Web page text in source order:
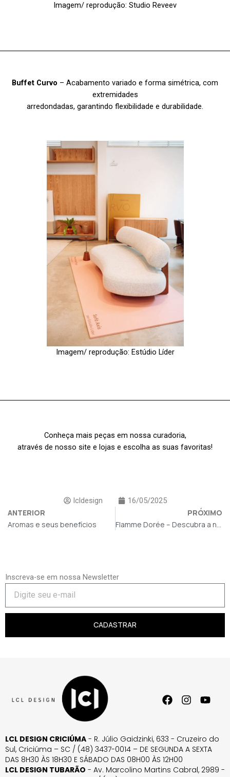
Imagem/ reprodução: Studio Reveev
Buffet Curvo – Acabamento variado e forma simétrica, com
extremidades
arredondadas, garantindo flexibilidade e durabilidade.
Imagem/ reprodução: Estúdio Líder
Conheça mais peças em nossa curadoria,
através de nosso site e lojas e escolha as suas favoritas!
lcldesign 16/05/2025
ANTERIOR
Aromas e seus benefícios
PRÓXIMO
Inscreva-se em nossa Newsletter
CADASTRAR
LCL DESIGN CRICIÚMA - R. Júlio Gaidzinki, 633 - Cruzeiro do
Sul, Criciúma – SC / (48) 3437-0014 – DE SEGUNDA A SEXTA
DAS 8H30 ÀS 18H30 E SÁBADO DAS 08H00 ÀS 12H00
LCL DESIGN TUBARÃO - Av. Marcolino Martins Cabral, 2989 -